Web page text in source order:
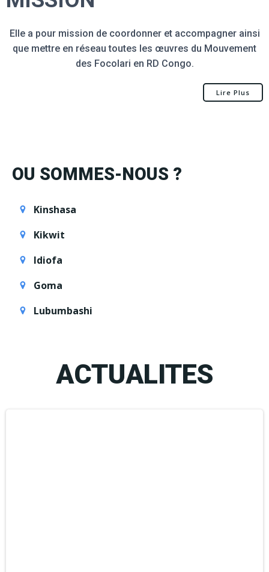
Elle a pour mission de coordonner et accompagner ainsi
que mettre en réseau toutes les œuvres du Mouvement
des Focolari en RD Congo.
Lire Plus
OU SOMMES-NOUS ?
Kinshasa
Kikwit
Idiofa
Goma
Lubumbashi
ACTUALITES